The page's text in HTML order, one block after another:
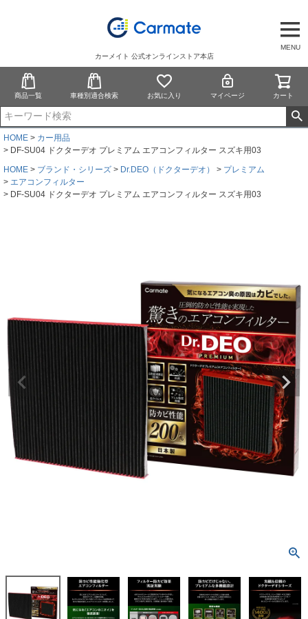
MENU
カーメイト 公式オンラインストア本店
商品一覧 車種別適合検索 お気に入り マイページ カート
HOME
カー用品
DF-SU04 ドクターデオ プレミアム エアコンフィルター スズキ用03
HOME
ブランド・シリーズ Dr.DEO（ドクターデオ）
プレミアム
エアコンフィルター
DF-SU04 ドクターデオ プレミアム エアコンフィルター スズキ用03